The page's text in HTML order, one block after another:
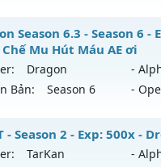
loại: Mu Bán Đồ Full
Phoenix Season
- Hard
mới ra tháng 08 2026 -
2626
reset: Non Reset
Season 6.3 - Season 6 -
Chế Mu Hút Máu AE ơi
Dragon -
Bản:
Season 6 -
Season 6.3 - Sever
mới ra tháng 08 2026 -
- Season 2 - Exp: 500x -
TarKan -